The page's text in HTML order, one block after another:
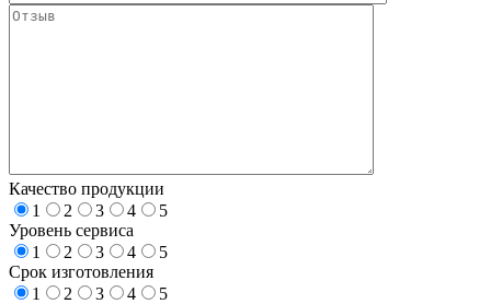
Качество продукции
1
2 3 4
5
Уровень сервиса
1
2 3 4
5
Срок изготовления
1
2 3 4
5